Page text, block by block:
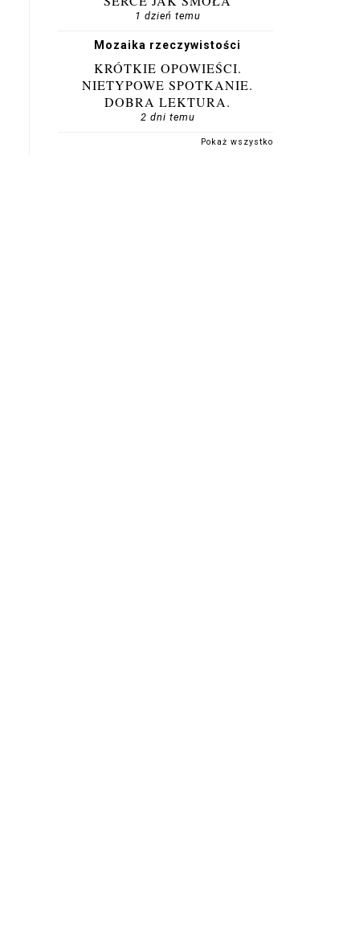
1 dzień temu
Mozaika rzeczywistości
KRÓTKIE OPOWIEŚCI.
NIETYPOWE SPOTKANIE.
DOBRA LEKTURA.
2 dni temu
Pokaż wszystko